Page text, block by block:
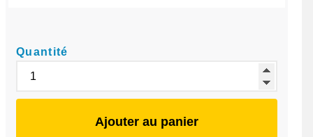
Quantité
Ajouter au panier